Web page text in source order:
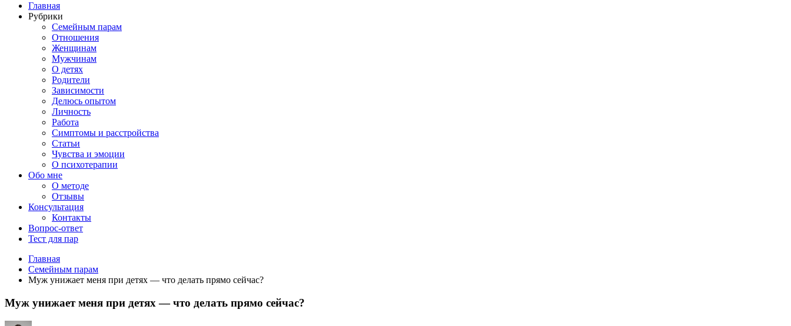
Главная
Рубрики
Семейным парам
Отношения
Женщинам
Мужчинам
О детях
Родители
Зависимости
Делюсь опытом
Личность
Работа
Симптомы и расстройства
Статьи
Чувства и эмоции
О психотерапии
Обо мне
О методе
Отзывы
Консультация
Контакты
Вопрос-ответ
Тест для пар
Главная
Семейным парам
Муж унижает меня при детях — что делать прямо сейчас?
Муж унижает меня при детях — что делать прямо сейчас?